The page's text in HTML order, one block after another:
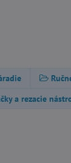
a rezacie